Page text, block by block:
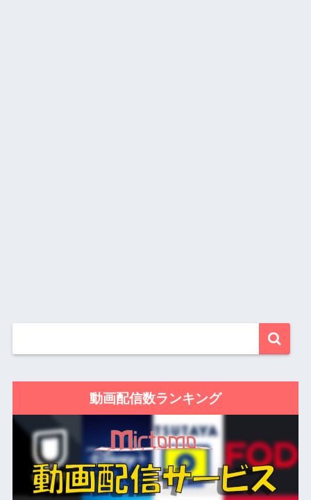
動画配信数ランキング